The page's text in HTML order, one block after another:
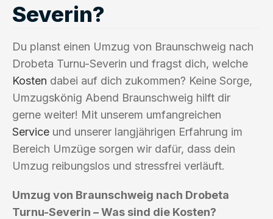
Severin?
Du planst einen Umzug von Braunschweig nach
Drobeta Turnu-Severin und fragst dich, welche
Kosten dabei auf dich zukommen? Keine Sorge,
Umzugskönig Abend Braunschweig hilft dir
gerne weiter! Mit unserem umfangreichen
Service und unserer langjährigen Erfahrung im
Bereich Umzüge sorgen wir dafür, dass dein
Umzug reibungslos und stressfrei verläuft.
Umzug von Braunschweig nach Drobeta
Turnu-Severin – Was sind die Kosten?